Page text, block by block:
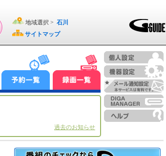
地域選択 > 石川
サイトマップ
過去のお知らせ